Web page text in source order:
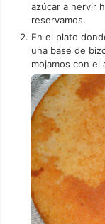
azúcar a hervir
reservamos.
En el plato
una base de
mojamos con el